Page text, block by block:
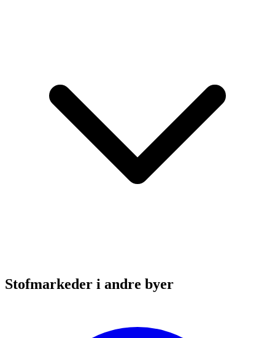
Stofmarkeder i andre byer